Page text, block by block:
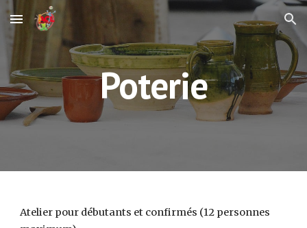
Skip to main content Skip to navigation
Poterie
Atelier pour débutants et confirmés (12 personnes